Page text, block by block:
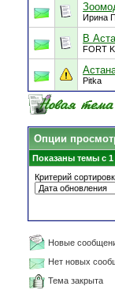
Ирина
В
FORT
Pitka
Опции
Показаны темы с 1
Критерий
Новые
Нет новых
Тема закрыта